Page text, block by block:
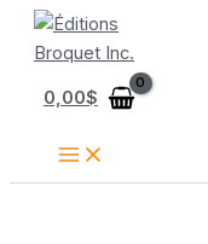
Aller
0,00$